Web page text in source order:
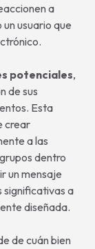
a
un usuario que
potenciales,
de sus
Esta
crear
a las
dentro
un mensaje
significativas a
diseñada.
de cuán bien